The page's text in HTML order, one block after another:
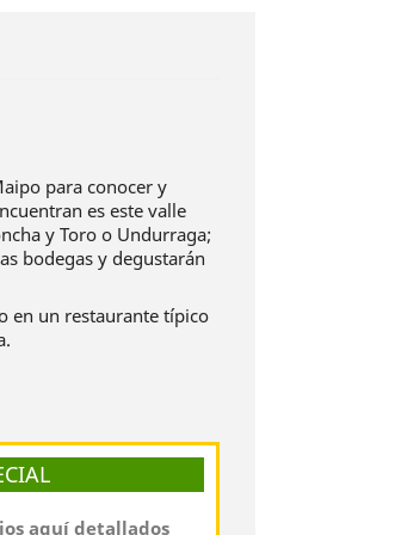
para conocer y
es este valle
y Toro o Undurraga;
bodegas y degustarán
en un restaurante típico
aquí detallados